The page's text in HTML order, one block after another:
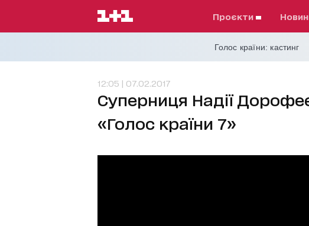
проєкти
Голос країни: кастинг
12:05 | 07.02.2017
Суперниця Надії
«Голос країни 7»